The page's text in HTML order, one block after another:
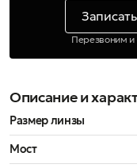
Перезвоним и
Описание и
Размер линзы
Мост